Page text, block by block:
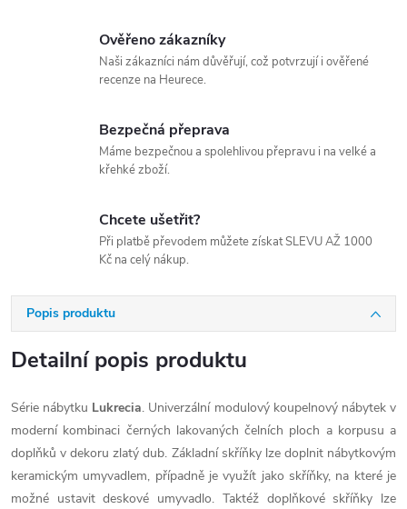
Ověřeno zákazníky
Naši zákazníci nám důvěřují, což potvrzují i ověřené
recenze na Heurece.
Bezpečná přeprava
Máme bezpečnou a spolehlivou přepravu i na velké a
křehké zboží.
Chcete ušetřit?
Při platbě převodem můžete získat SLEVU AŽ 1000
Kč na celý nákup.
Popis produktu
Detailní popis produktu
Série nábytku Lukrecia. Univerzální modulový koupelnový nábytek v
moderní kombinaci černých lakovaných čelních ploch a korpusu a
doplňků v dekoru zlatý dub. Základní skříňky lze doplnit nábytkovým
keramickým umyvadlem, případně je využít jako skříňky, na které je
možné ustavit deskové umyvadlo. Taktéž doplňkové skříňky lze